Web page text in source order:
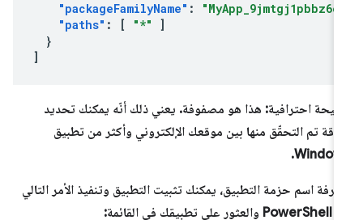
"packageFamilyName":
"paths"
[ "*"
احترافية: هذا هو مصفوفة. يعني ذلك أنّه يمكنك تحديد
تم التحقّق منها بين موقعك الإلكتروني وأكثر من تطبيق
اسم حزمة التطبيق، يمكنك تثبيت التطبيق وتنفيذ الأمر التالي